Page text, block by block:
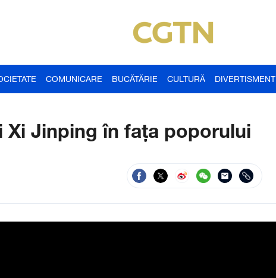
COMUNICARE BUCĂTĂRIE CULTURĂ DIVERTISMENT
Xi Jinping în fața poporului